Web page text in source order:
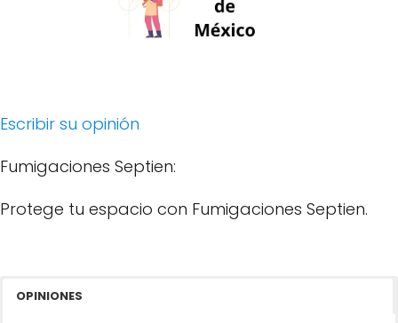
Escribir su opinión
Fumigaciones Septien:
Protege tu espacio con Fumigaciones Septien.
OPINIONES